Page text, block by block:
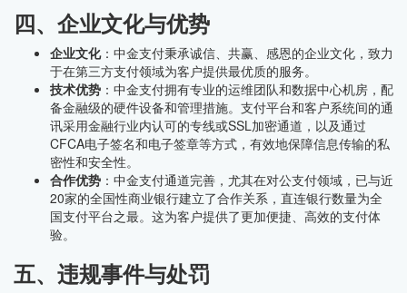
四、企业文化与优势
企业文化：中金支付秉承诚信、共赢、感恩的企业文化，致力
于在第三方支付领域为客户提供最优质的服务。
技术优势 ：中金支付拥有专业的运维团队和数据中心机房，配
备金融级的硬件设备和管理措施。支付平台和客户系统间的通
讯采用金融行业内认可的专线或SSL加密通道，以及通过
CFCA电子签名和电子签章等方式，有效地保障信息传输的私
密性和安全性。
合作优势 ：中金支付通道完善，尤其在对公支付领域，已与近
20家的全国性商业银行建立了合作关系，直连银行数量为全
国支付平台之最。这为客户提供了更加便捷、高效的支付体
验。
五、违规事件与处罚